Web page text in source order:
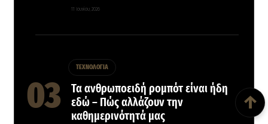
11 Ιουνίου, 2026
ΤΕΧΝΟΛΟΓΙΑ
Τα ανθρωποειδή ρομπότ είναι ήδη
εδώ – Πώς αλλάζουν την
καθημερινότητά μας
↑